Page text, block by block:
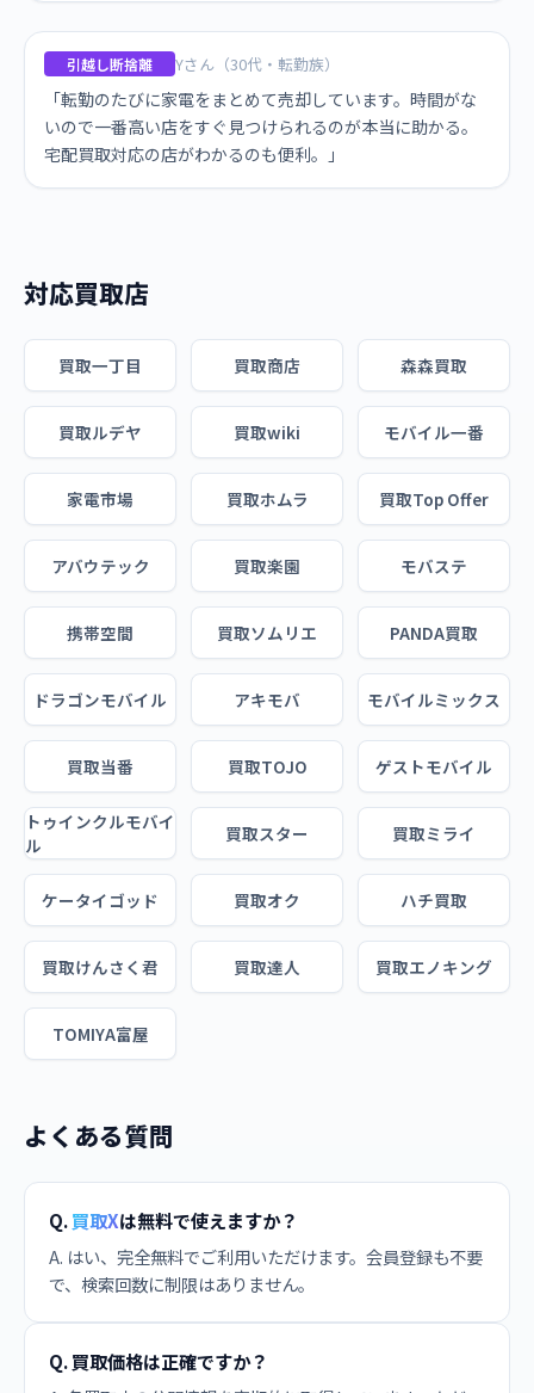
引越し断捨離 Yさん（30代・転勤族）
「転勤のたびに家電をまとめて売却しています。時間がな
いので一番高い店をすぐ見つけられるのが本当に助かる。
宅配買取対応の店がわかるのも便利。」
対応買取店
買取一丁目 買取商店 森森買取
買取ルデヤ 買取wiki モバイル一番
家電市場 買取ホムラ 買取Top Offer
アバウテック 買取楽園 モバステ
携帯空間 買取ソムリエ PANDA買取
ドラゴンモバイル アキモバ モバイルミックス
買取当番 買取TOJO ゲストモバイル
トゥインクルモバイ
ル
買取スター 買取ミライ
ケータイゴッド 買取オク ハチ買取
買取けんさく君 買取達人 買取エノキング
TOMIYA富屋
よくある質問
Q.買取Xは無料で使えますか？
A. はい、完全無料でご利用いただけます。会員登録も不要
で、検索回数に制限はありません。
Q. 買取価格は正確ですか？